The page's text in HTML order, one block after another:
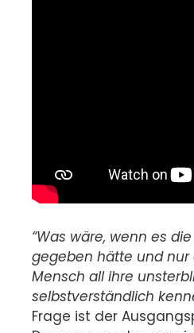
“Was wäre, wenn es
gegeben hätte und nur
Mensch all ihre
selbstverständlich
Frage ist der